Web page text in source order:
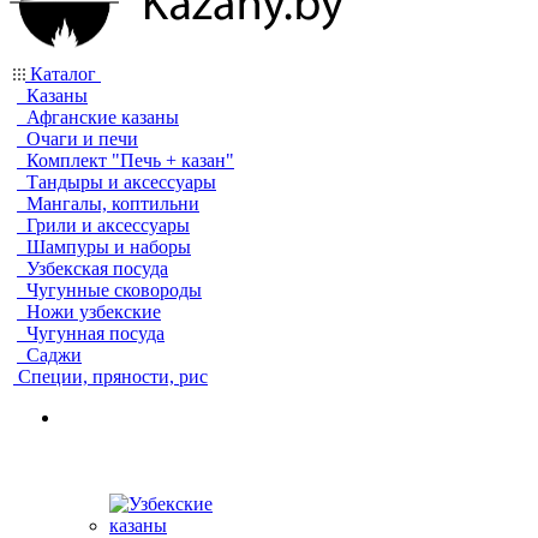
Каталог
Казаны
Афганские казаны
Очаги и печи
Комплект "Печь + казан"
Тандыры и аксессуары
Мангалы, коптильни
Грили и аксессуары
Шампуры и наборы
Узбекская посуда
Чугунные сковороды
Ножи узбекские
Чугунная посуда
Саджи
Специи, пряности, рис